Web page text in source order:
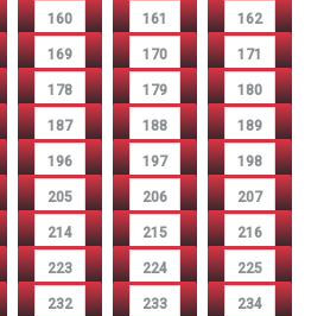
160 161 162
169 170 171
178 179 180
187 188 189
196 197 198
205 206 207
214 215 216
223 224 225
232 233 234